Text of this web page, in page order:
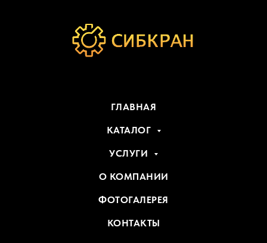
ГЛАВНАЯ
КАТАЛОГ
УСЛУГИ
О КОМПАНИИ
ФОТОГАЛЕРЕЯ
КОНТАКТЫ